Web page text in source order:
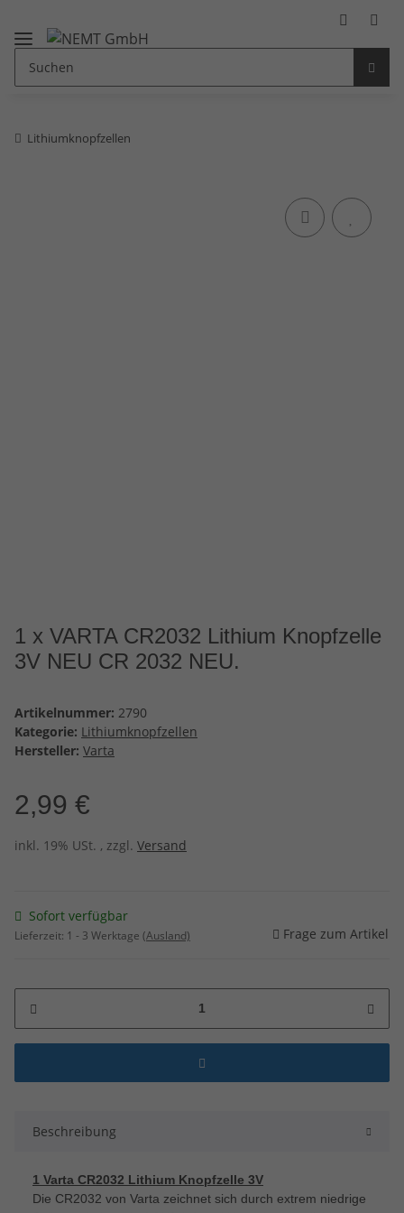
Lithiumknopfzellen
1 x VARTA CR2032 Lithium Knopfzelle
3V NEU CR 2032 NEU.
Artikelnummer: 2790
Kategorie: Lithiumknopfzellen
Hersteller: Varta
2,99 €
inkl. 19% USt. , zzgl. Versand
Sofort verfügbar
Lieferzeit: 1 - 3 Werktage (Ausland) Frage zum Artikel
Beschreibung
1 Varta CR2032 Lithium Knopfzelle 3V
Die CR2032 von Varta zeichnet sich durch extrem niedrige